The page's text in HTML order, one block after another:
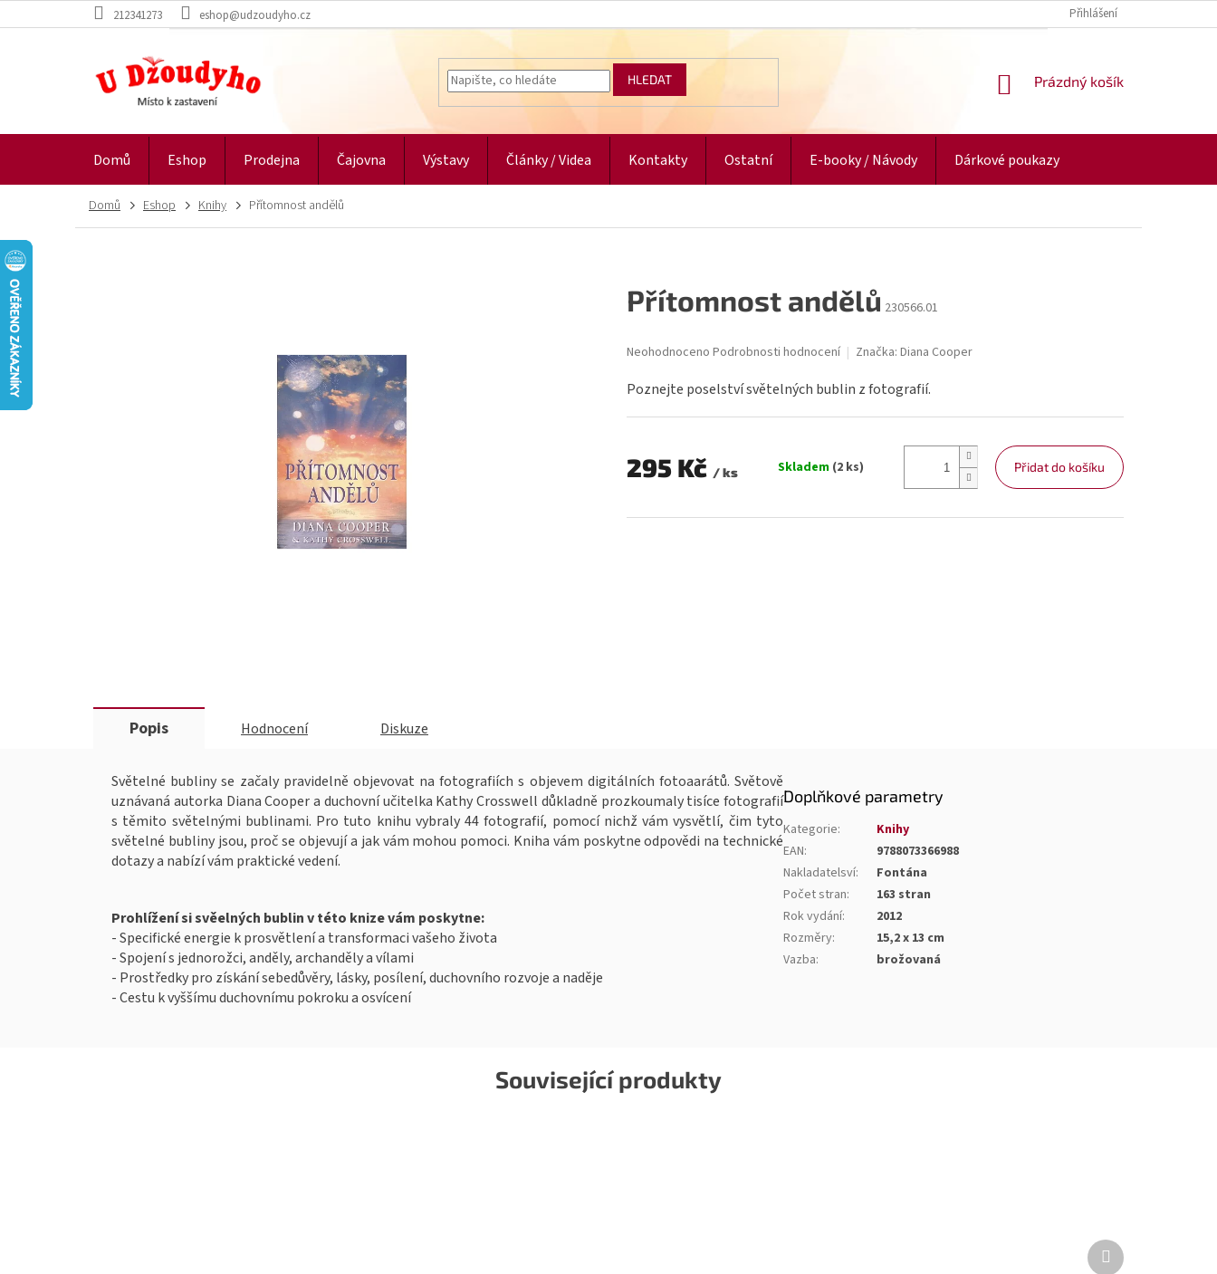
na
212341273 eshop@udzoudyho.cz Přihlášení
HLEDAT
NÁKUPNÍ
Prázdný košík
Domů Eshop Prodejna Čajovna Výstavy Články / Videa Kontakty Ostatní E-booky / Návody Dárkové poukazy
Domů Eshop Knihy Přítomnost andělů
Poznejte poselství světelných bublin z fotografií.
295 Kč / ks
Skladem (2 ks) Přidat do košíku
Přítomnost andělů 230566.01
Průměrné
produktu
0,0
5
hvězdiček.
Neohodnoceno Podrobnosti hodnocení Značka: Diana Cooper
Související produkty
Další
produkt
Popis Hodnocení Diskuze
Světelné bubliny se začaly pravidelně objevovat na fotografiích s objevem digitálních fotoaarátů. Světově
uznávaná autorka Diana Cooper a duchovní učitelka Kathy Crosswell důkladně prozkoumaly tisíce fotografií
s těmito světelnými bublinami. Pro tuto knihu vybraly 44 fotografií, pomocí nichž vám vysvětlí, čim tyto
světelné bubliny jsou, proč se objevují a jak vám mohou pomoci. Kniha vám poskytne odpovědi na technické
dotazy a nabízí vám praktické vedení.
Prohlížení si svěelných bublin v této knize vám poskytne:
- Specifické energie k prosvětlení a transformaci vašeho života
- Spojení s jednorožci, anděly, archanděly a vílami
- Prostředky pro získání sebedůvěry, lásky, posílení, duchovního rozvoje a naděje
- Cestu k vyššímu duchovnímu pokroku a osvícení
Doplňkové parametry
Kategorie:
Knihy
EAN:
9788073366988
Nakladatelsví:
Fontána
Počet stran:
163 stran
Rok vydání:
2012
Rozměry:
15,2 x 13 cm
Vazba: brožovaná